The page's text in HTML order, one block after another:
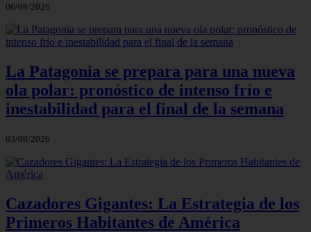
06/08/2026
La Patagonia se prepara para una nueva
ola polar: pronóstico de intenso frío e
inestabilidad para el final de la semana
03/08/2026
Cazadores Gigantes: La Estrategia de los
Primeros Habitantes de América